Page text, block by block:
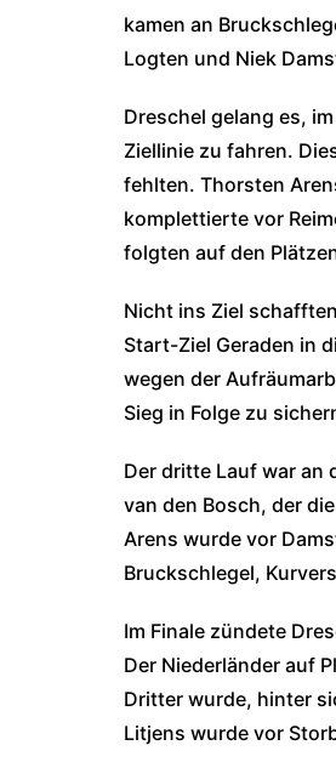
kamen an
Logten und Niek
Dreschel gelang es,
Ziellinie zu fahren.
fehlten. Thorsten
komplettierte vor
folgten auf den
Nicht ins Ziel
Start-Ziel Geraden in
wegen der
Sieg in Folge zu
Der dritte Lauf war an
van den Bosch, der
Arens wurde vor
Bruckschlegel,
Im Finale zündete
Der Niederländer auf
Dritter wurde, hinter
Litjens wurde vor